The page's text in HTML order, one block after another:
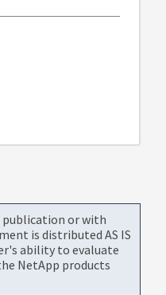
publication or with
is distributed AS IS
ability to evaluate
NetApp products